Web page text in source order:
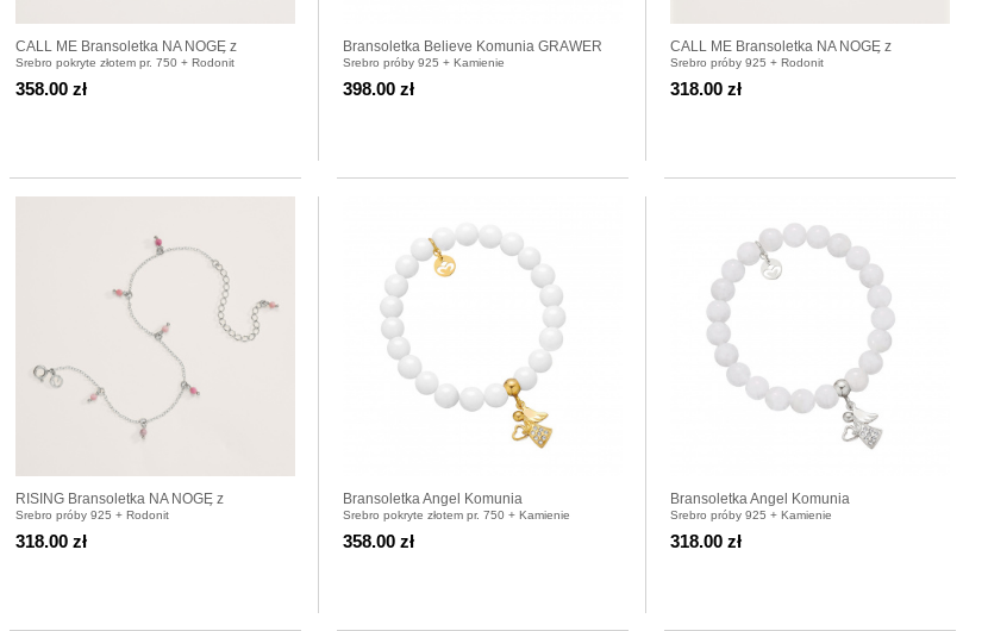
CALL ME Bransoletka NA NOGĘ z
rodonitów z kuleczką pozłacaną
Srebro pokryte złotem pr. 750 + Rodonit
358.00 zł
Bransoletka Believe Komunia GRAWER
Srebro próby 925 + Kamienie
398.00 zł
CALL ME Bransoletka NA NOGĘ z
rodonitów z kuleczką srebrną
Srebro próby 925 + Rodonit
318.00 zł
RISING Bransoletka NA NOGĘ z
rodonitami srebrna
Srebro próby 925 + Rodonit
318.00 zł
Bransoletka Angel Komunia
Srebro pokryte złotem pr. 750 + Kamienie
358.00 zł
Bransoletka Angel Komunia
Srebro próby 925 + Kamienie
318.00 zł